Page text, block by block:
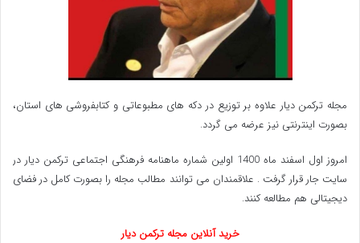
مجله ترکمن دیار علاوه بر توزیع در دکه های مطبوعاتی و کتابفروشی های استان،
بصورت اینترنتی نیز عرضه می گردد.‌
امروز اول اسفند ماه 1400 اولین شماره ماهنامه فرهنگی اجتماعی ترکمن دیار در
سایت جار قرار گرفت . علاقمندان می توانند مطالب مجله را بصورت کامل در فضای
دیجیتالی هم مطالعه کنند.
خرید آنلاین مجله ترکمن دیار